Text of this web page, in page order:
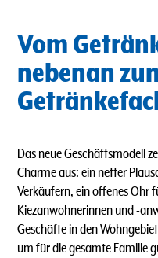
Vom
nebenan
Das neue Geschäftsmodell
Charme aus: ein netter
Verkäufern, ein offenes Ohr
Kiezanwohnerinnen und -
Geschäfte in den
um für die gesamte Familie